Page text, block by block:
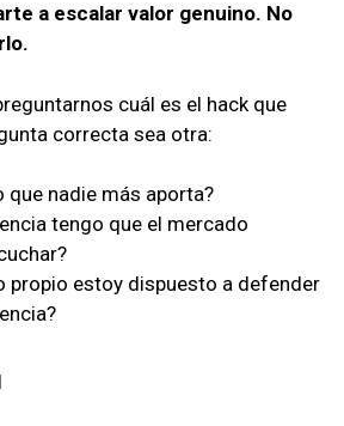
a escalar valor genuino. No
cuál es el hack que
correcta sea otra:
que nadie más aporta?
tengo que el mercado
propio estoy dispuesto a defender